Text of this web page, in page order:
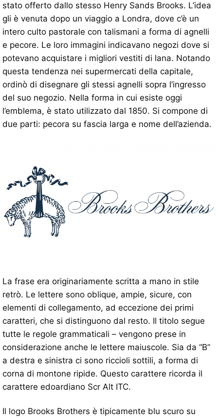
stato offerto dallo stesso Henry Sands Brooks. L’idea
gli è venuta dopo un viaggio a Londra, dove c’è un
intero culto pastorale con talismani a forma di agnelli
e pecore. Le loro immagini indicavano negozi dove si
potevano acquistare i migliori vestiti di lana. Notando
questa tendenza nei supermercati della capitale,
ordinò di disegnare gli stessi agnelli sopra l’ingresso
del suo negozio. Nella forma in cui esiste oggi
l’emblema, è stato utilizzato dal 1850. Si compone di
due parti: pecora su fascia larga e nome dell’azienda.
La frase era originariamente scritta a mano in stile
retrò. Le lettere sono oblique, ampie, sicure, con
elementi di collegamento, ad eccezione dei primi
caratteri, che si distinguono dal resto. Il titolo segue
tutte le regole grammaticali – vengono prese in
considerazione anche le lettere maiuscole. Sia da “B”
a destra e sinistra ci sono riccioli sottili, a forma di
corna di montone ripide. Questo carattere ricorda il
carattere edoardiano Scr Alt ITC.
Il logo Brooks Brothers è tipicamente blu scuro su